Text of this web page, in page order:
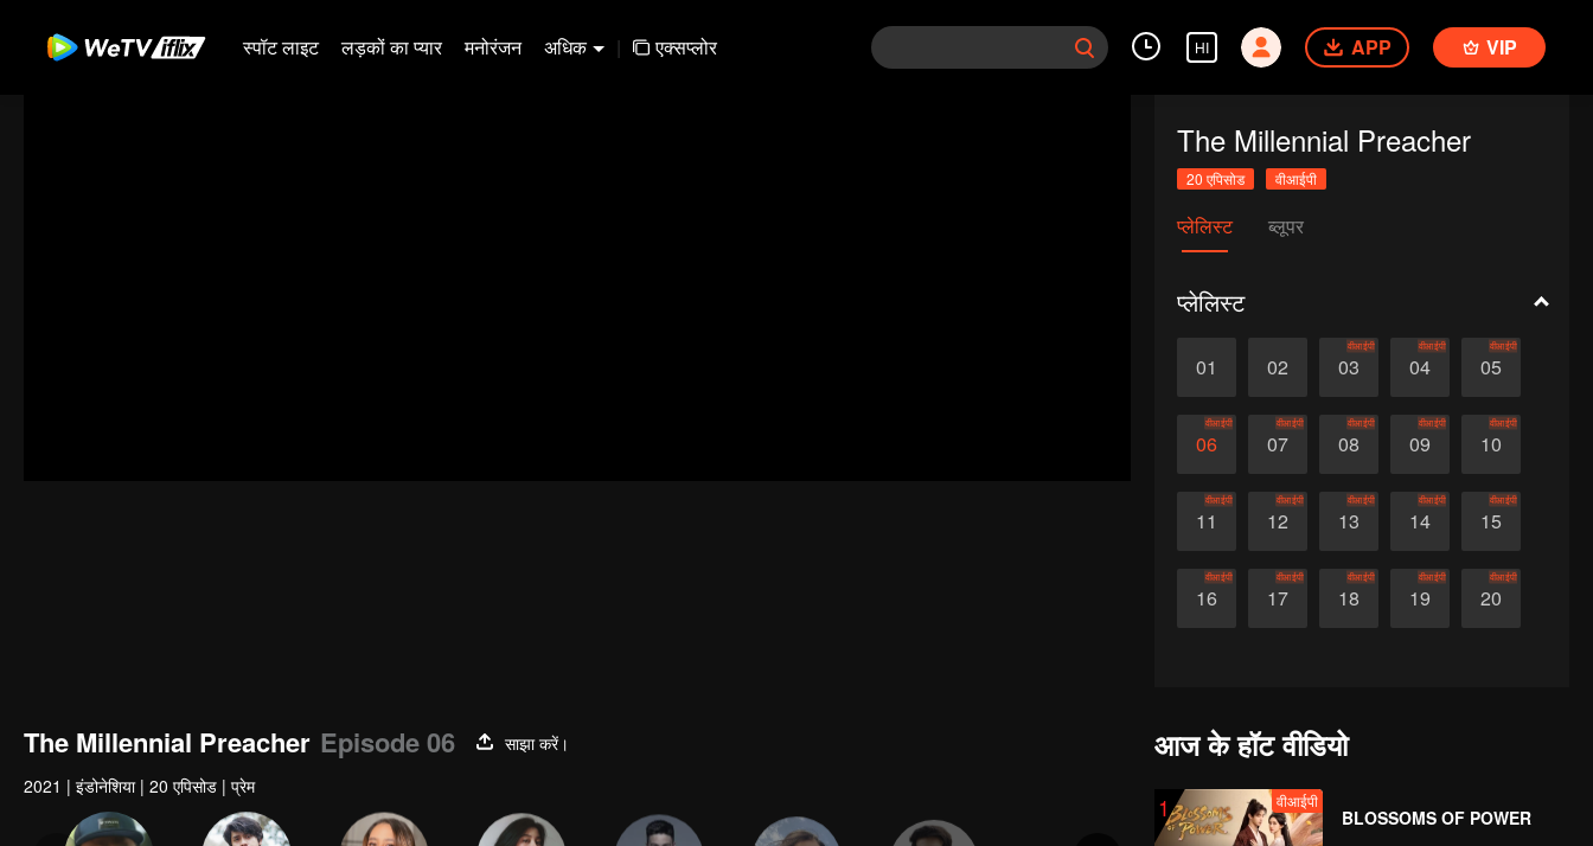
स्पॉट लाइट लड़कों का प्यार मनोरंजन अधिक | एक्सप्लोर HI APP VIP
The Millennial Preacher
20 एपिसोड वीआईपी
प्लेलिस्ट ब्लूपर
प्लेलिस्ट
01 02 03
वीआईपी
04
वीआईपी
05
वीआईपी
06
वीआईपी
07
वीआईपी
08
वीआईपी
09
वीआईपी
10
वीआईपी
11
वीआईपी
12
वीआईपी
13
वीआईपी
14
वीआईपी
15
वीआईपी
16
वीआईपी
17
वीआईपी
18
वीआईपी
19
वीआईपी
20
वीआईपी
The Millennial Preacher Episode 06
साझा करें।
2021 | इंडोनेशिया | 20 एपिसोड | प्रेम
आज के हॉट वीडियो
1 वीआईपी
BLOSSOMS OF POWER